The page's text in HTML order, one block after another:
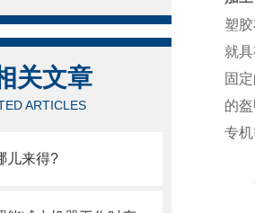
关文章
ARTICLES
儿来得?
塑
就
固
的
专